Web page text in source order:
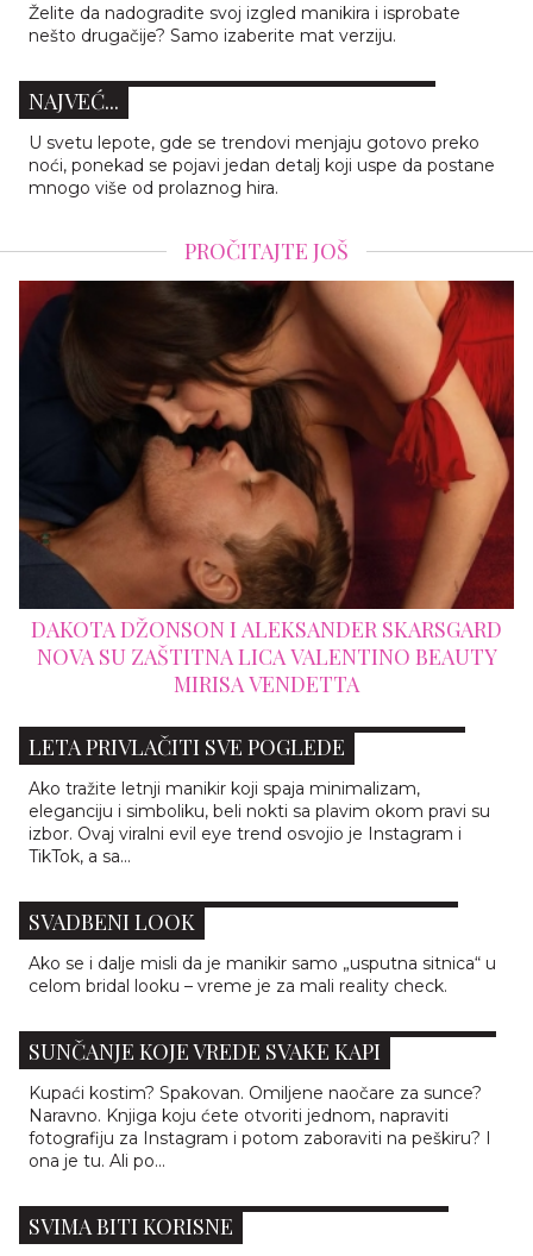
Želite da nadogradite svoj izgled manikira i isprobate
nešto drugačije? Samo izaberite mat verziju.
OVI NOKTI IZGLEDAJU KAO LUKSUZ NA
NAJVEĆ...
U svetu lepote, gde se trendovi menjaju gotovo preko
noći, ponekad se pojavi jedan detalj koji uspe da postane
mnogo više od prolaznog hira.
PROČITAJTE JOŠ
BEAUTY
16 NAJBOLJIH PARFEMA 2026.
VREDI DODATI SVOJOJ
LETA PRIVLAČITI SVE POGLEDE
Ako tražite letnji manikir koji spaja minimalizam,
eleganciju i simboliku, beli nokti sa plavim okom pravi su
izbor. Ovaj viralni evil eye trend osvojio je Instagram i
TikTok, a sa...
SVADBENI LOOK
Ako se i dalje misli da je manikir samo „usputna sitnica“ u
celom bridal looku – vreme je za mali reality check.
SUNČANJE KOJE VREDE SVAKE KAPI
Kupaći kostim? Spakovan. Omiljene naočare za sunce?
Naravno. Knjiga koju ćete otvoriti jednom, napraviti
fotografiju za Instagram i potom zaboraviti na peškiru? I
ona je tu. Ali po...
SVIMA BITI KORISNE